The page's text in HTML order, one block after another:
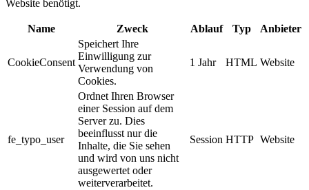
Website benötigt.
Name Zweck Ablauf Typ Anbieter
CookieConsent
Speichert Ihre
Einwilligung zur
Verwendung von
Cookies.
1 Jahr HTML Website
fe_typo_user
Ordnet Ihren Browser
einer Session auf dem
Server zu. Dies
beeinflusst nur die
Inhalte, die Sie sehen
und wird von uns nicht
ausgewertet oder
weiterverarbeitet.
Session HTTP Website